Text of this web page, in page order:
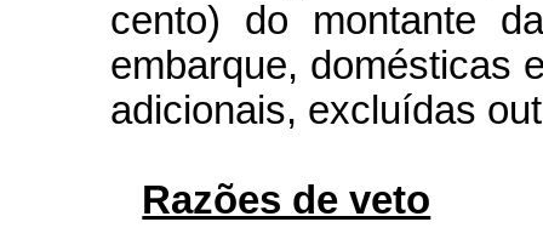
cento) do montante
embarque, domésticas
adicionais, excluídas
Razões de veto